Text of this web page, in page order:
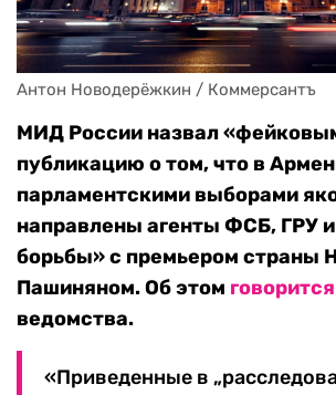
Антон Новодерёжкин / Коммерсантъ
МИД России назвал
публикацию о том, что в
парламентскими выборами
направлены агенты ФСБ, ГРУ
борьбы» с премьером страны
Пашиняном. Об этом говорится
ведомства.
«Приведенные в